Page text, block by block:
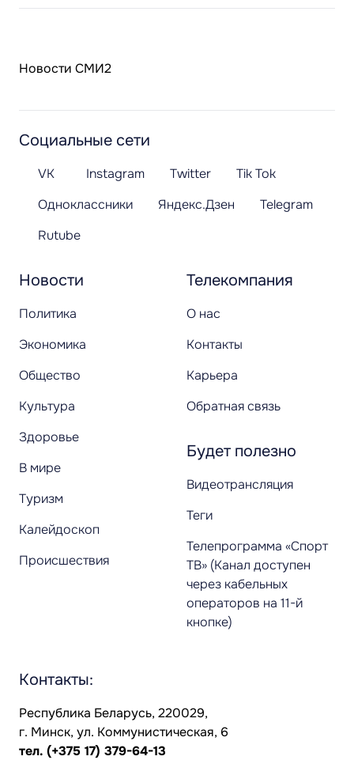
Новости СМИ2
Новости
Политика
Экономика
Общество
Культура
Здоровье
В мире
Туризм
Калейдоскоп
Происшествия
Телекомпания
О нас
Контакты
Карьера
Обратная связь
Будет полезно
Видеотрансляция
Теги
Телепрограмма «Спорт
ТВ» (Канал доступен
через кабельных
операторов на 11-й
кнопке)
Социальные сети
VK Instagram Twitter
Tik Tok
Одноклассники
Яндекс.Дзен
Telegram
Rutube
Контакты:
Республика Беларусь, 220029,
г. Минск, ул. Коммунистическая, 6
тел. (+375 17) 379-64-13